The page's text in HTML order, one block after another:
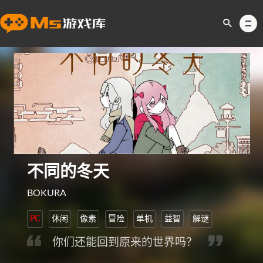
不同的冬天
BOKURA
PC 休闲 像素 冒险 单机 益智 解谜
你们还能回到原来的世界吗？